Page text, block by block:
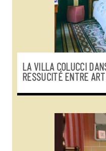
LA VILLA COLUCCI
RESSUCITÉ ENTRE